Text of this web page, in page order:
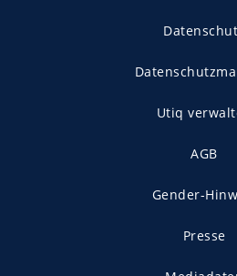
Utiq
AGB
Gender-
Presse